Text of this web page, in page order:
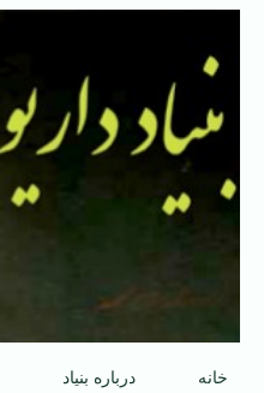
پرش
محتوا
خانه درباره بنیاد